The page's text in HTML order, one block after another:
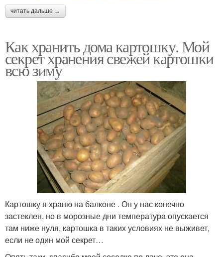
читать дальше →
Как хранить дома картошку. Мой
секрет хранения свежей картошки
всю зиму
Картошку я храню на балконе . Он у нас конечно
застеклен, но в морозные дни температура опускается
там ниже нуля, картошка в таких условиях не выживет,
если не один мой секрет…